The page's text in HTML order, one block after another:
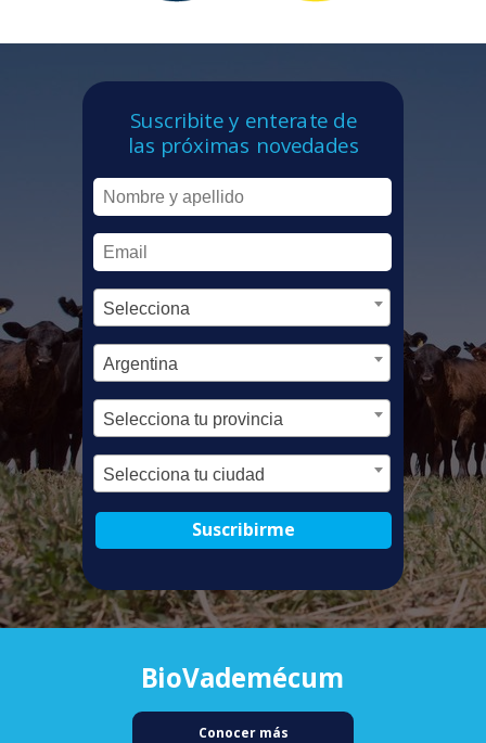
Suscribite y enterate de
las próximas novedades
Selecciona
Argentina
Selecciona tu provincia
Selecciona tu ciudad
Suscribirme
Conocer más
BioVademécum